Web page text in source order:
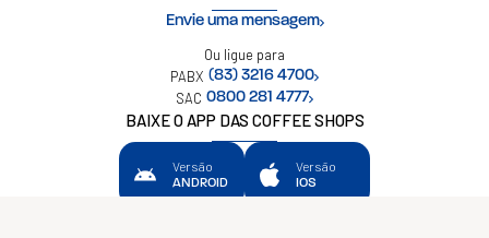
Envie uma mensagem
Ou ligue para
PABX (83) 3216 4700
SAC 0800 281 4777
BAIXE O APP DAS COFFEE SHOPS
Versão
ANDROID
Versão
IOS